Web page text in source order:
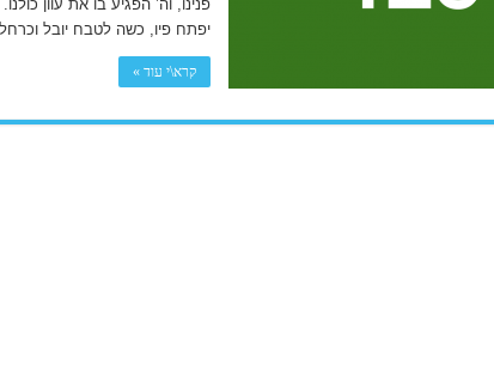
פנינו, וה’ הפגיע בו את עוון
יפתח פיו, כשה לטבח יובל וכרחל
קרא\י עוד »